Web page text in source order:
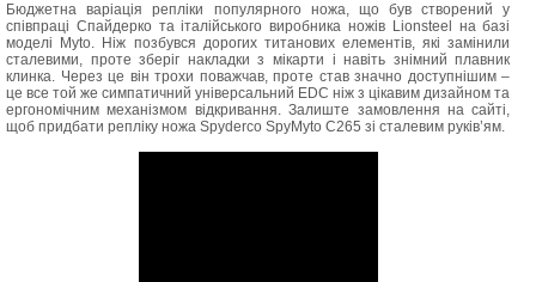
Бюджетна варіація репліки популярного ножа, що був створений у
співпраці Спайдерко та італійського виробника ножів Lionsteel на базі
моделі Myto. Ніж позбувся дорогих титанових елементів, які замінили
сталевими, проте зберіг накладки з мікарти і навіть знімний плавник
клинка. Через це він трохи поважчав, проте став значно доступнішим –
це все той же симпатичний універсальний EDC ніж з цікавим дизайном та
ергономічним механізмом відкривання. Залиште замовлення на сайті,
щоб придбати репліку ножа Spyderco SpyMyto C265 зі сталевим руків’ям.